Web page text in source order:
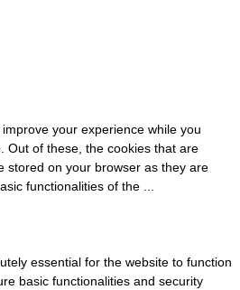
your experience while you
Out of these, the cookies that are
stored on your browser as they are
functionalities of the
essential for the website to function
basic functionalities and security